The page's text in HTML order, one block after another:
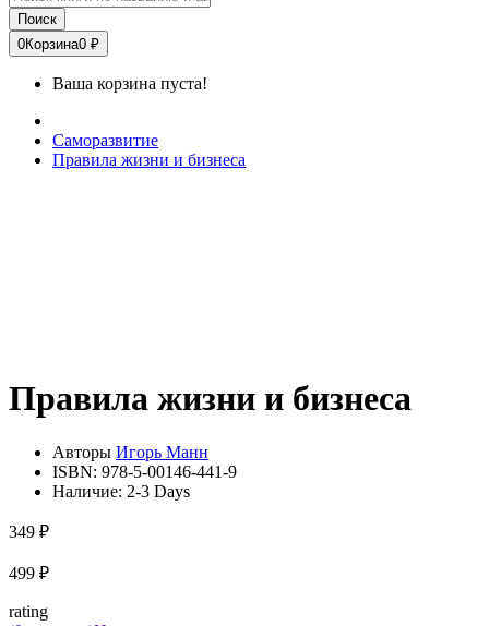
Поиск
0Корзина0 ₽
Ваша корзина пуста!
Саморазвитие
Правила жизни и бизнеса
Правила жизни и бизнеса
Авторы Игорь Манн
ISBN: 978-5-00146-441-9
Наличие: 2-3 Days
349 ₽
499 ₽
rating